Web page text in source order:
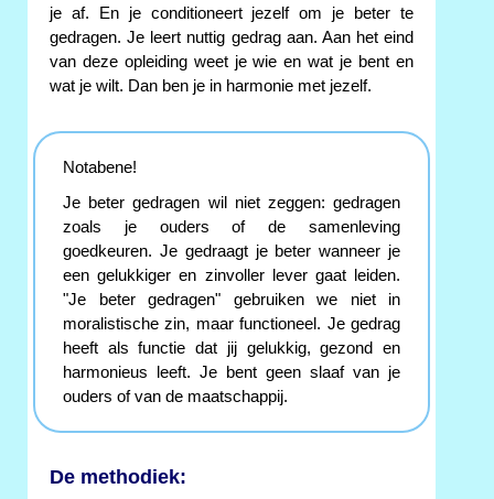
je af. En je conditioneert jezelf om je beter te
gedragen. Je leert nuttig gedrag aan. Aan het eind
van deze opleiding weet je wie en wat je bent en
wat je wilt. Dan ben je in harmonie met jezelf.
Notabene!
Je beter gedragen wil niet zeggen: gedragen
zoals je ouders of de samenleving
goedkeuren. Je gedraagt je beter wanneer je
een gelukkiger en zinvoller lever gaat leiden.
"Je beter gedragen" gebruiken we niet in
moralistische zin, maar functioneel. Je gedrag
heeft als functie dat jij gelukkig, gezond en
harmonieus leeft. Je bent geen slaaf van je
ouders of van de maatschappij.
De methodiek: